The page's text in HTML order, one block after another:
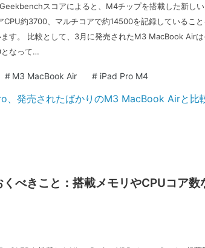
スコアによると、M4チップを搭載した新し
CPU約3700、マルチコアで約14500を記録していること
す。 比較として、3月に発売されたM3 MacBook Air
なって…
# M3 MacBook Air # iPad Pro M4
べきこと：搭載メモリやCPUコア数